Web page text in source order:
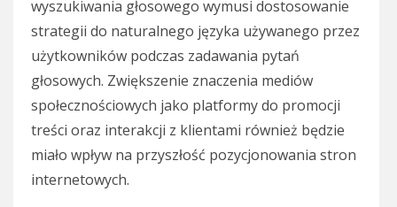
wyszukiwania głosowego wymusi dostosowanie
strategii do naturalnego języka używanego przez
użytkowników podczas zadawania pytań
głosowych. Zwiększenie znaczenia mediów
społecznościowych jako platformy do promocji
treści oraz interakcji z klientami również będzie
miało wpływ na przyszłość pozycjonowania stron
internetowych.